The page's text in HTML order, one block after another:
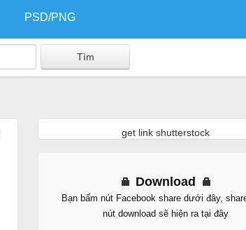
PSD/PNG
get link shutterstock
Download
Bạn bấm nút Facebook share dưới đây,
nút download sẽ hiện ra tại đây